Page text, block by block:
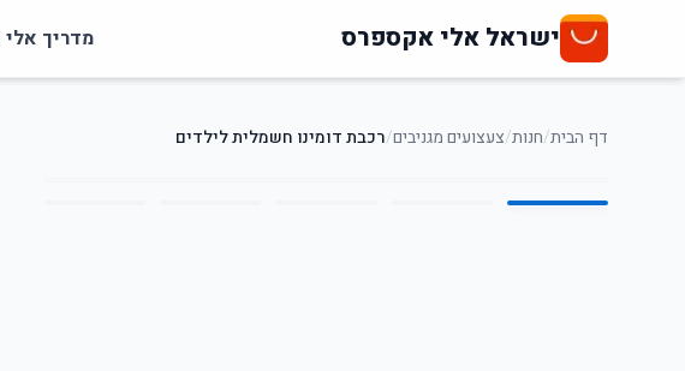
ישראל אלי אקספרס מדריך
דף הבית/חנות/צעצועים מגניבים/רכבת דומינו חשמלית לילדים
1
/
5